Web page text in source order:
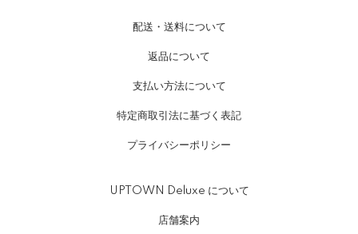
配送・送料について
返品について
支払い方法について
特定商取引法に基づく表記
プライバシーポリシー
UPTOWN Deluxe について
店舗案内